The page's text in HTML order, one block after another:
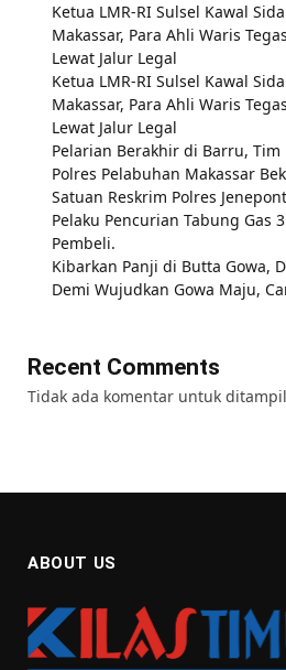
Ketua LMR-RI Sulsel Kawal
Makassar, Para Ahli Waris
Lewat Jalur Legal
Ketua LMR-RI Sulsel Kawal
Makassar, Para Ahli Waris
Lewat Jalur Legal
Pelarian Berakhir di Barru, Tim
Polres Pelabuhan Makassar
Satuan Reskrim Polres
Pelaku Pencurian Tabung Gas
Pembeli.
Kibarkan Panji di Butta Gowa,
Demi Wujudkan Gowa Maju,
Recent Comments
Tidak ada komentar untuk
ABOUT US